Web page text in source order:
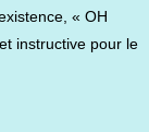
« OH
instructive pour le